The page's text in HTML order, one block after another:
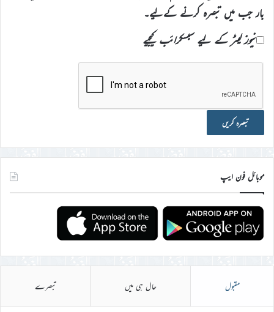
بار جب میں تبصرہ کرنے کےلیے۔
نیوز لیٹر کے لیے سبسکرائب کیجیے
موبائل فون ایپ
مقبول حال ہی میں تبصرے